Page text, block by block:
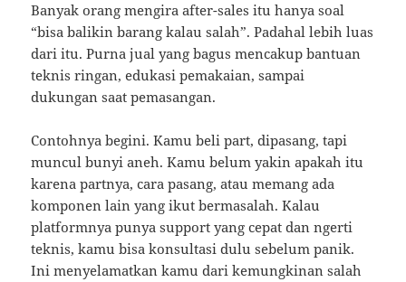
Banyak orang mengira after-sales itu hanya soal
“bisa balikin barang kalau salah”. Padahal lebih luas
dari itu. Purna jual yang bagus mencakup bantuan
teknis ringan, edukasi pemakaian, sampai
dukungan saat pemasangan.
Contohnya begini. Kamu beli part, dipasang, tapi
muncul bunyi aneh. Kamu belum yakin apakah itu
karena partnya, cara pasang, atau memang ada
komponen lain yang ikut bermasalah. Kalau
platformnya punya support yang cepat dan ngerti
teknis, kamu bisa konsultasi dulu sebelum panik.
Ini menyelamatkan kamu dari kemungkinan salah